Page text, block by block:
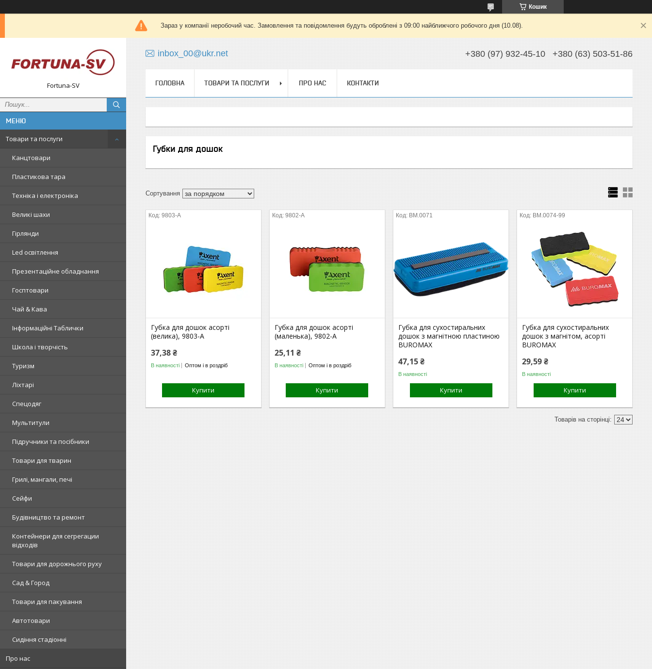
Кошик
Зараз у компанії неробочий час. Замовлення та повідомлення будуть оброблені з 09:00 найближчого робочого дня (10.08).
Fortuna-SV
Товари та послуги
Канцтовари
Пластикова тара
Техніка і електроніка
Великі шахи
Гірлянди
Led освітлення
Презентаційне обладнання
Госптовари
Чай & Кава
Інформаційні Таблички
Школа і творчість
Туризм
Ліхтарі
Спецодяг
Мультитули
Підручники та посібники
Товари для тварин
Грилі, мангали, печі
Сейфи
Будівництво та ремонт
Контейнери для сегрегации
відходів
Товари для дорожнього руху
Сад & Город
Товари для пакування
Автотовари
Сидіння стадіонні
Про нас
inbox_00@ukr.net +380 (97) 932-45-10 +380 (63) 503-51-86
ГОЛОВНА ТОВАРИ ТА ПОСЛУГИ ПРО НАС КОНТАКТИ
Губки для дошок
9803-A
Губка для дошок асорті
(велика), 9803-A
37,38 ₴
В наявності Оптом і в роздріб
Купити
9802-A
Губка для дошок асорті
(маленька), 9802-A
25,11 ₴
В наявності Оптом і в роздріб
Купити
BM.0071
Губка для сухостиральних
дошок з магнітною пластиною
BUROMAX
47,15 ₴
В наявності
Купити
BM.0074-99
Губка для сухостиральних
дошок з магнітом, асорті
BUROMAX
29,59 ₴
В наявності
Купити